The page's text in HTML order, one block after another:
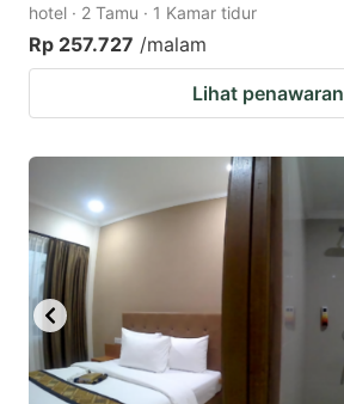
hotel · 2 Tamu · 1 Kamar tidur
Rp 257.727 /malam
Lihat penawaran